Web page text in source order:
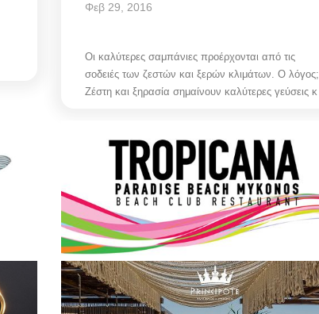
Φεβ 29, 2016
Οι καλύτερες σαμπάνιες προέρχονται από τις
σοδειές των ζεστών και ξερών κλιμάτων. Ο λόγος;
Ζέστη και ξηρασία σημαίνουν καλύτερες γεύσεις κ